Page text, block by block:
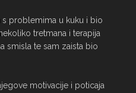
s problemima u kuku i bio
tretmana i terapija
smisla te sam zaista bio
motivacije i poticaja